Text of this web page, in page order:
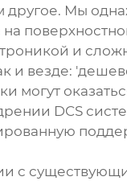
другое. Мы
и
и везде:
могут
DCS
с